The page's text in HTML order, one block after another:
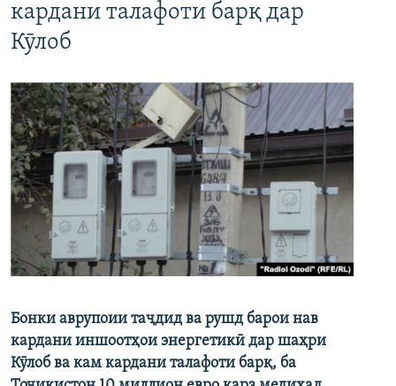
кардани талафоти барқ дар
Кӯлоб
Бонки аврупоии таҷдид ва рушд барои нав
кардани иншоотҳои энергетикӣ дар шаҳри
Кӯлоб ва кам кардани талафоти барқ, ба